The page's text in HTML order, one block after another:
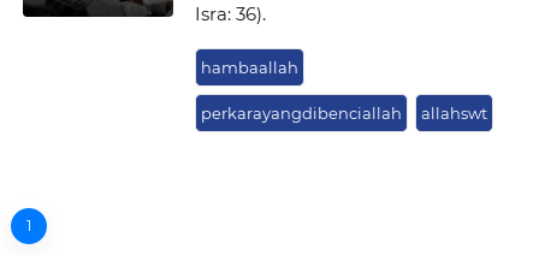
Isra: 36).
hambaallah
perkarayangdibenciallah allahswt
1